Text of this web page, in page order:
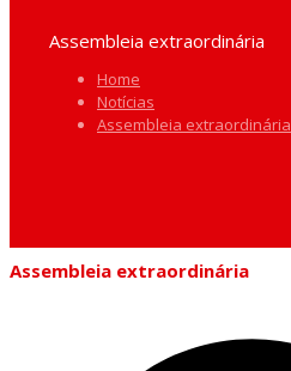
Assembleia extraordinária
Home
Notícias
Assembleia extraordinária
Assembleia extraordinária